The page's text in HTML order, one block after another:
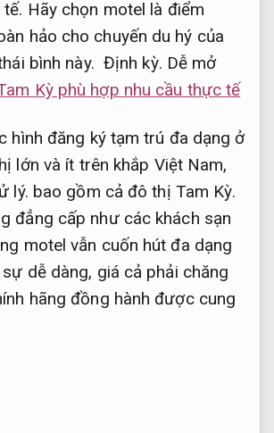
Hãy chọn motel là điểm
hảo cho chuyến du hý của
bình này. Định kỳ. Dễ mở
Kỳ phù hợp nhu cầu thực tế
hình đăng ký tạm trú đa dạng ở
lớn và ít trên khắp Việt Nam,
lý. bao gồm cả đô thị Tam Kỳ.
đẳng cấp như các khách sạn
motel vẫn cuốn hút đa dạng
dễ dàng, giá cả phải chăng
hãng đồng hành được cung